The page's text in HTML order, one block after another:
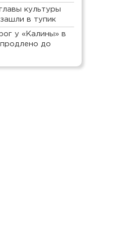
культуры
в тупик
у «Калины» в
до